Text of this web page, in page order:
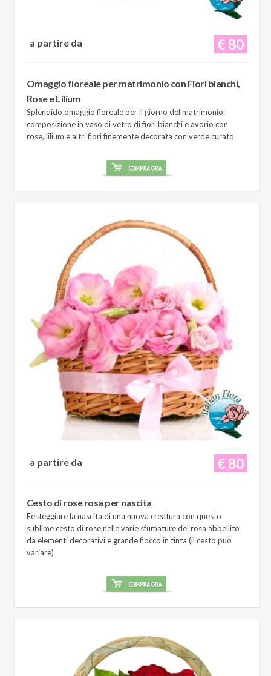
€ 80
a partire da
Omaggio floreale per matrimonio con Fiori bianchi,
Rose e Lilium
Splendido omaggio floreale per il giorno del matrimonio:
composizione in vaso di vetro di fiori bianchi e avorio con
rose, lilium e altri fiori finemente decorata con verde curato
€ 80
a partire da
Cesto di rose rosa per nascita
Festeggiare la nascita di una nuova creatura con questo
sublime cesto di rose nelle varie sfumature del rosa abbellito
da elementi decorativi e grande fiocco in tinta (il cesto può
variare)